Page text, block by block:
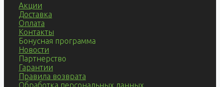
Акции
Доставка
Оплата
Контакты
Бонусная программа
Новости
Партнерство
Гарантии
Правила возврата
Обработка персональных данных